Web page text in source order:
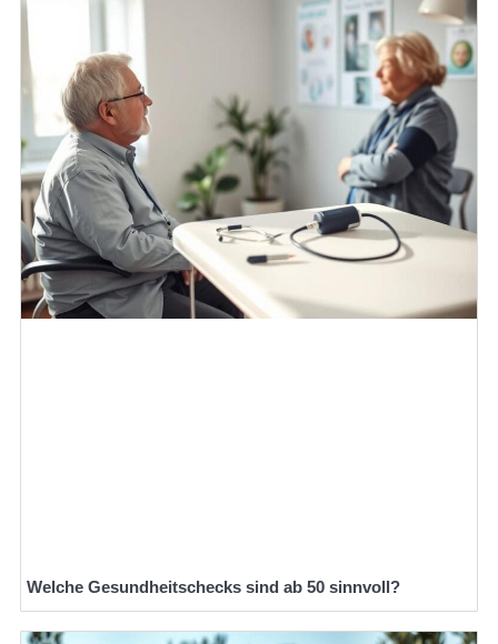
Welche Gesundheitschecks sind ab 50 sinnvoll?